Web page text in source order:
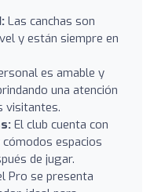
Las canchas son
y están siempre en
es amable y
una atención
visitantes.
El club cuenta con
espacios
de jugar.
Pro se presenta